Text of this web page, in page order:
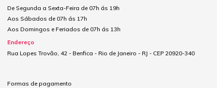
De Segunda a Sexta-Feira de 07h ás 19h
Aos Sábados de 07h ás 17h
Aos Domingos e Feriados de 07h ás 13h
Endereço
Rua Lopes Trovão, 42 - Benfica - Rio de Janeiro - RJ - CEP 20920-340
Formas de pagamento